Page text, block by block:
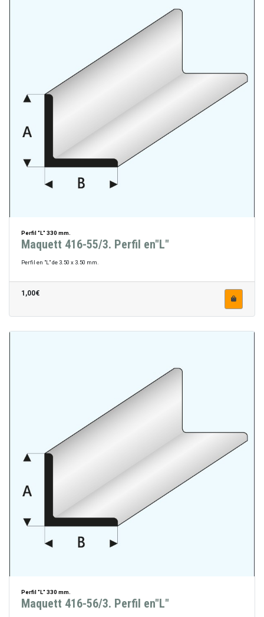
Perfil "L" 330 mm.
Maquett 416-55/3. Perfil en"L"
Perfil en "L" de 3.50 x 3.50 mm.
1,00€
Perfil "L" 330 mm.
Maquett 416-56/3. Perfil en"L"